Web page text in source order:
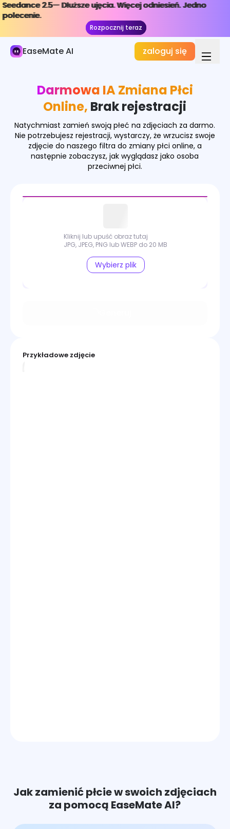
Seedance 2.5— Dłuższe ujęcia. Więcej odniesień. Jedno
polecenie.
Rozpocznij teraz
Seedance 2.5— Dłuższe ujęcia. Więcej odniesień. Jedno
polecenie.
Rozpocznij teraz
EaseMate AI zaloguj się
AI Obraz
Generator Obrazów
Efekty obrazu
Narzędzia graficzne
Modele obrazów
Darmowa IA Zmiana Płci
Online, Brak rejestracji
Natychmiast zamień swoją płeć na zdjęciach za darmo.
Nie potrzebujesz rejestracji, wystarczy, że wrzucisz swoje
zdjęcie do naszego filtra do zmiany płci online, a
następnie zobaczysz, jak wyglądasz jako osoba
przeciwnej płci.
Kliknij lub upuść obraz tutaj
JPG, JPEG, PNG lub WEBP do 20 MB
Wybierz plik
Przykładowe zdjęcie
Jak zamienić płcie w swoich zdjęciach
za pomocą EaseMate AI?